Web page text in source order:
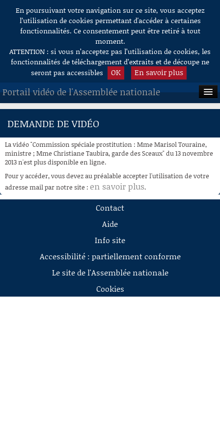
Aller au contenu
En poursuivant votre navigation sur ce site, vous acceptez
l’utilisation de cookies permettant d'accéder à certaines
fonctionnalités. Ce consentement peut être retiré à tout
moment.
ATTENTION : si vous n’acceptez pas l’utilisation de cookies, les
fonctionnalités de téléchargement d’extraits et de découpe ne
seront pas accessibles
OK En savoir plus
Portail vidéo de l'Assemblée nationale
ACCUEIL
À LA DEMANDE
RECHERCHE
AIDE À LA DÉCOUPE
DE VIDÉOS
DEMANDE DE VIDÉO
La vidéo "Commission spéciale prostitution : Mme Marisol Touraine,
ministre ; Mme Christiane Taubira, garde des Sceaux" du 13 novembre
2013 n'est plus disponible en ligne.
Pour y accéder, vous devez au préalable accepter l'utilisation de votre
adresse mail par notre site : en savoir plus.
Contact
Aide
Info site
Accessibilité : partiellement conforme
Le site de l'Assemblée nationale
Cookies